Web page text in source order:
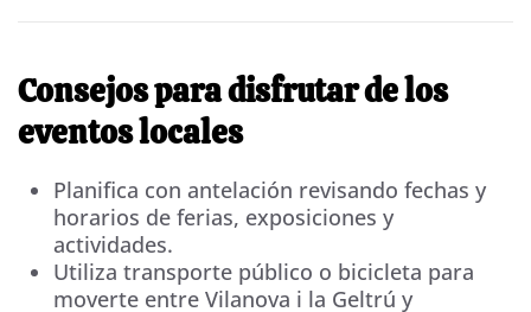
Consejos para disfrutar de los
eventos locales
Planifica con antelación revisando fechas y
horarios de ferias, exposiciones y
actividades.
Utiliza transporte público o bicicleta para
moverte entre Vilanova i la Geltrú y